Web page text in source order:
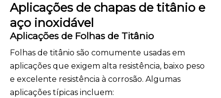
Aplicações de chapas de titânio e
aço inoxidável
Aplicações de Folhas de Titânio
Folhas de titânio são comumente usadas em
aplicações que exigem alta resistência, baixo peso
e excelente resistência à corrosão. Algumas
aplicações típicas incluem: